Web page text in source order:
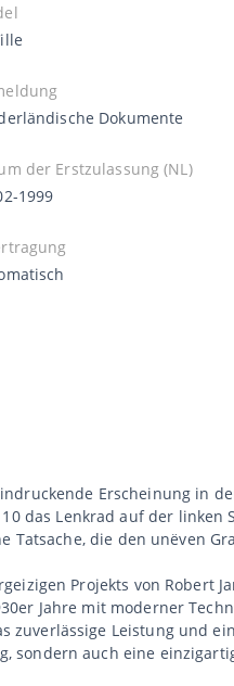
Dokumente
der Erstzulassung (NL)
1999
Erscheinung in
das Lenkrad auf der
Tatsache, die den unëven
Projekts von Robert
Jahre mit moderner
zuverlässige Leistung und
sondern auch eine